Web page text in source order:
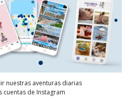
nuestras aventuras diarias
cuentas de Instagram